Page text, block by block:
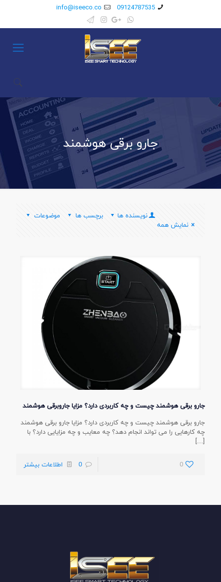
09124787535
info@iseeco.co
جارو برقی هوشمند
موضوعات برچسب ها
نویسنده ها
نمایش همه
جارو برقی هوشمند چیست و چه کاربردی دارد؟ مزایا جاروبرقی هوشمند
جارو برقی هوشمند چیست و چه کاربردی دارد؟ مزایا جارو برقی هوشمند
چه کارهایی را می تواند انجام دهد؟ چه معایب و چه مزایایی دارد؟ با
[…]
0
0 اطلاعات بیشتر